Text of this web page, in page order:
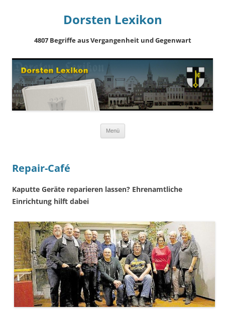
Dorsten Lexikon
4807 Begriffe aus Vergangenheit und Gegenwart
Menü
Repair-Café
Kaputte Geräte reparieren lassen? Ehrenamtliche
Einrichtung hilft dabei